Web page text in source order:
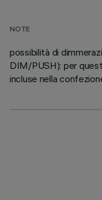
NOTE
possibilità di
DIM/PUSH): per
incluse nella